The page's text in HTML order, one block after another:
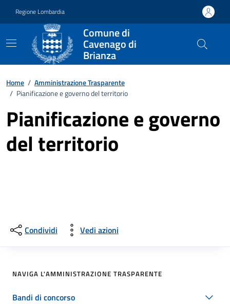
Regione Lombardia
Comune di
Cavenago di
Brianza
Home / Amministrazione Trasparente
/ Pianificazione e governo del territorio
Pianificazione e governo
del territorio
Condividi Vedi azioni
NAVIGA L'AMMINISTRAZIONE TRASPARENTE
Bandi di concorso